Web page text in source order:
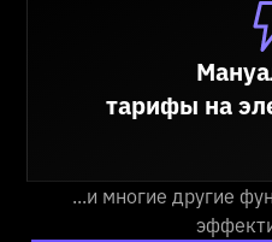
тарифы на
...и многие другие